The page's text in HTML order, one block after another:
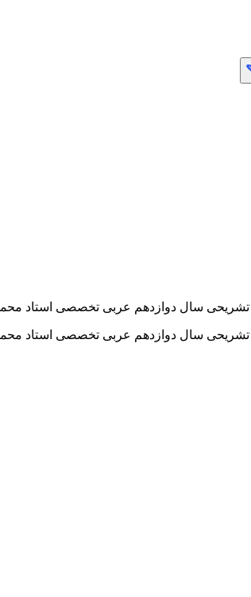
تشریحی سال دوازدهم عربی تخصصی استاد محمد
تشریحی سال دوازدهم عربی تخصصی استاد محمد